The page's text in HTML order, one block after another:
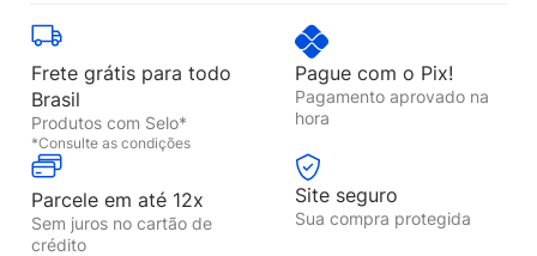
Frete grátis para todo
Brasil
Produtos com Selo*
*Consulte as condições
Pague com o Pix!
Pagamento aprovado na
hora
Parcele em até 12x
Sem juros no cartão de
crédito
Site seguro
Sua compra protegida